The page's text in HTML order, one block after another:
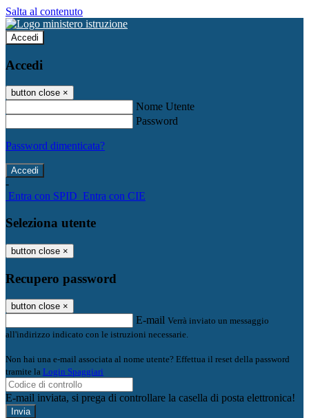
Salta al contenuto
Accedi
Accedi
button close ×
Nome Utente
Password
Password dimenticata?
-
Entra con SPID Entra con CIE
Seleziona utente
button close ×
Recupero password
button close ×
E-mail Verrà inviato un messaggio
all'indirizzo indicato con le istruzioni necessarie.
Non hai una e-mail associata al nome utente? Effettua il reset della password
tramite la Login Spaggiari
E-mail inviata, si prega di controllare la casella di posta elettronica!